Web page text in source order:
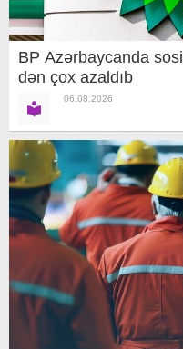
BP Azərbaycanda
dən çox azaldıb
06.08.2026